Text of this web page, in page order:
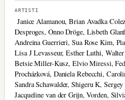
ARTISTI
Janice Alamanou, Brian Avadka
Desproges, Onno Dröge, Lisbeth
Andreina Guerrieri, Sua Rose Kim,
Lisa J Levasseur, Esther Luthi,
Betsie Miller-Kusz, Elvio Miressi,
Procházková, Daniela Rebecchi,
Sandra Schawalder, Shigeru K,
Jacqueline van der Grijn, Vorden,